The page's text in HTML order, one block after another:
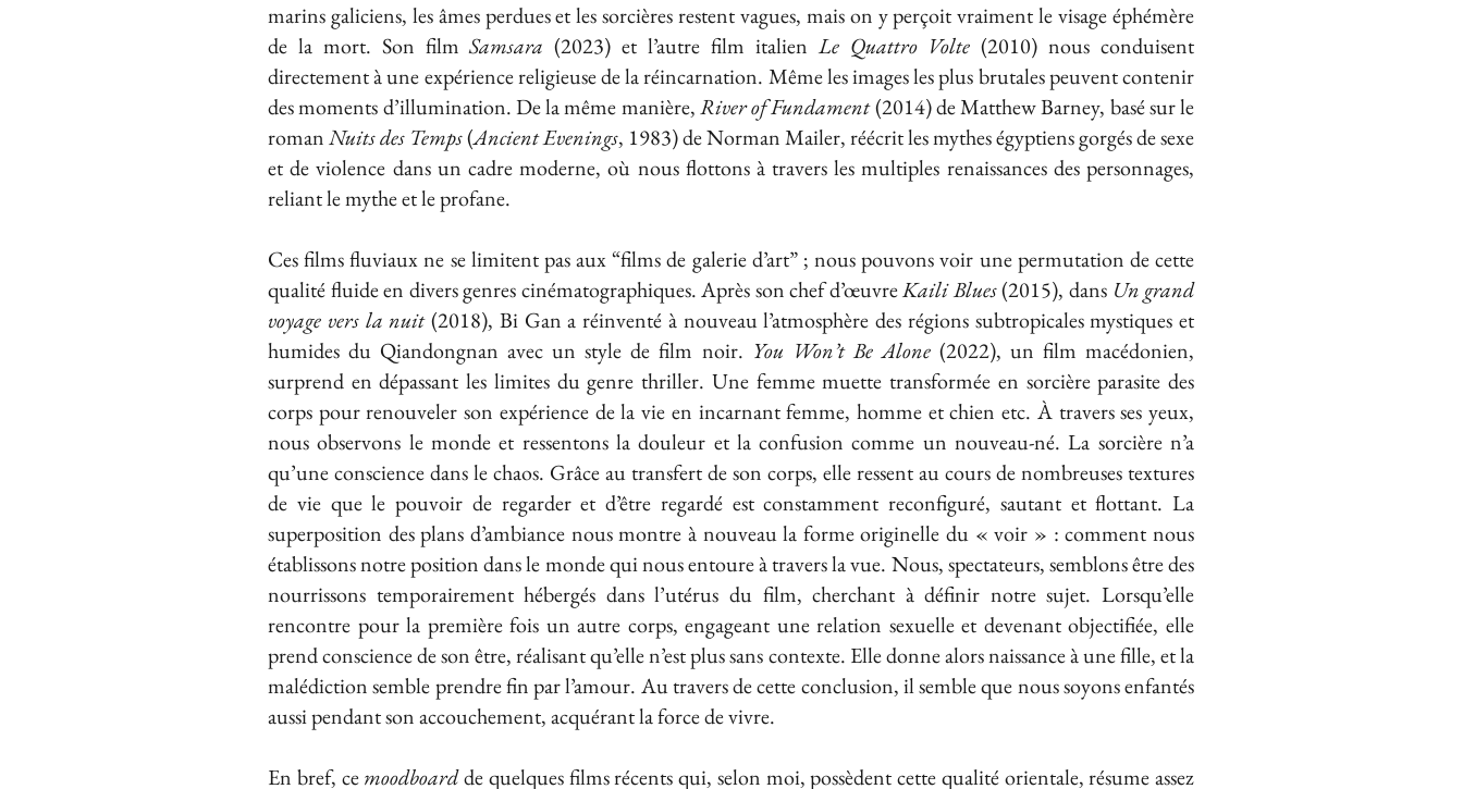
marins galiciens, les âmes perdues et les sorcières restent vagues, mais on y perçoit vraiment le visage éphémère
de la mort. Son filmSamsara (2023) et l’autre film italienLe Quattro Volte (2010) nous conduisent
directement à une expérience religieuse de la réincarnation. Même les images les plus brutales peuvent contenir
des moments d’illumination. De la même manière,River of Fundament(2014) de Matthew Barney, basé sur le
romanNuits des Temps(Ancient Evenings, 1983) de Norman Mailer, réécrit les mythes égyptiens gorgés de sexe
et de violence dans un cadre moderne, où nous flottons à travers les multiples renaissances des personnages,
reliant le mythe et le profane.
Ces films fluviaux ne se limitent pas aux “films de galerie d’art” ; nous pouvons voir une permutation de cette
qualité fluide en divers genres cinématographiques. Après son chef d’œuvreKaili Blues(2015), dans Un grand
voyage vers la nuit(2018), Bi Gan a réinventé à nouveau l’atmosphère des régions subtropicales mystiques et
humides du Qiandongnan avec un style de film noir. You Won’t Be Alone(2022), un film macédonien,
surprend en dépassant les limites du genre thriller. Une femme muette transformée en sorcière parasite des
corps pour renouveler son expérience de la vie en incarnant femme, homme et chien etc. À travers ses yeux,
nous observons le monde et ressentons la douleur et la confusion comme un nouveau-né. La sorcière n’a
qu’une conscience dans le chaos. Grâce au transfert de son corps, elle ressent au cours de nombreuses textures
de vie que le pouvoir de regarder et d’être regardé est constamment reconfiguré, sautant et flottant. La
superposition des plans d’ambiance nous montre à nouveau la forme originelle du « voir » : comment nous
établissons notre position dans le monde qui nous entoure à travers la vue. Nous, spectateurs, semblons être des
nourrissons temporairement hébergés dans l’utérus du film, cherchant à définir notre sujet. Lorsqu’elle
rencontre pour la première fois un autre corps, engageant une relation sexuelle et devenant objectifiée, elle
prend conscience de son être, réalisant qu’elle n’est plus sans contexte. Elle donne alors naissance à une fille, et la
malédiction semble prendre fin par l’amour. Au travers de cette conclusion, il semble que nous soyons enfantés
aussi pendant son accouchement, acquérant la force de vivre.
En bref, cemoodboardde quelques films récents qui, selon moi, possèdent cette qualité orientale, résume assez